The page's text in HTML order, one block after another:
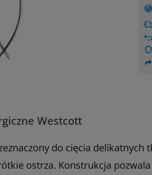
Westcott
do cięcia delikatnych
ostrza. Konstrukcja